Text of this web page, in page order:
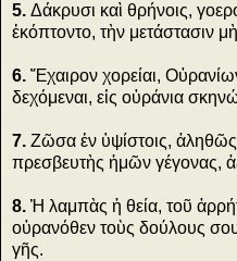
5. Δάκρυσι καὶ θρήνοις,
ἐκόπτοντο, τὴν μετάστασιν
6. Ἔχαιρον χορείαι,
δεχόμεναι, εἰς οὐράνια
7. Ζῶσα ἐν ὑψίστοις,
πρεσβευτὴς ἡμῶν γέγονας,
8. Ἡ λαμπὰς ἡ θεία, τοῦ
οὐρανόθεν τοὺς δούλους
γῆς.